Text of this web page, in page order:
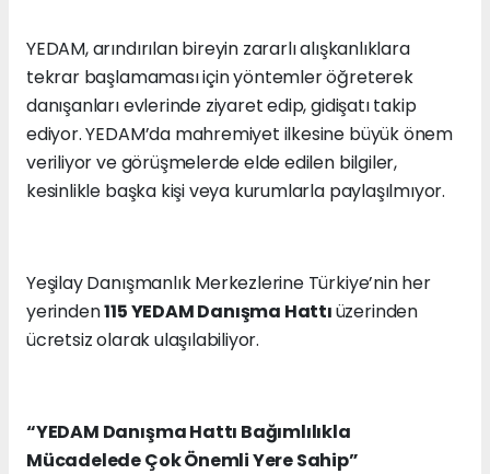
YEDAM, arındırılan bireyin zararlı alışkanlıklara
tekrar başlamaması için yöntemler öğreterek
danışanları evlerinde ziyaret edip, gidişatı takip
ediyor. YEDAM’da mahremiyet ilkesine büyük önem
veriliyor ve görüşmelerde elde edilen bilgiler,
kesinlikle başka kişi veya kurumlarla paylaşılmıyor.
Yeşilay Danışmanlık Merkezlerine Türkiye’nin her
yerinden115 YEDAM Danışma Hattıüzerinden
ücretsiz olarak ulaşılabiliyor.
“YEDAM Danışma Hattı Bağımlılıkla
Mücadelede Çok Önemli Yere Sahip”